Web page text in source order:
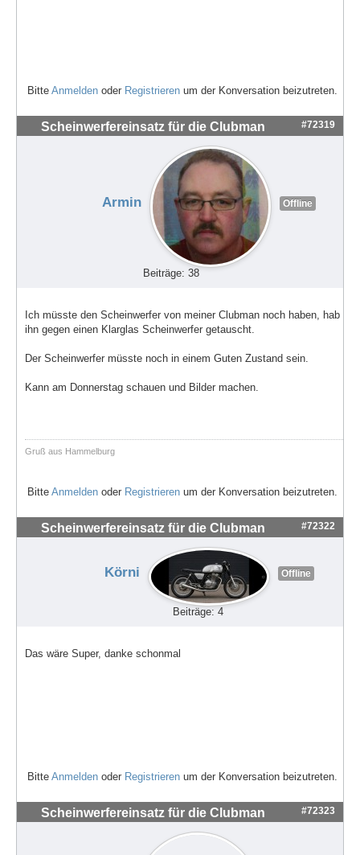
Bitte Anmelden oder Registrieren um der Konversation beizutreten.
Scheinwerfereinsatz für die Clubman #72319
Armin Offline
Beiträge: 38
Ich müsste den Scheinwerfer von meiner Clubman noch haben, hab
ihn gegen einen Klarglas Scheinwerfer getauscht.
Der Scheinwerfer müsste noch in einem Guten Zustand sein.
Kann am Donnerstag schauen und Bilder machen.
Gruß aus Hammelburg
Bitte Anmelden oder Registrieren um der Konversation beizutreten.
Scheinwerfereinsatz für die Clubman #72322
Körni Offline
Beiträge: 4
Das wäre Super, danke schonmal
Bitte Anmelden oder Registrieren um der Konversation beizutreten.
Scheinwerfereinsatz für die Clubman #72323